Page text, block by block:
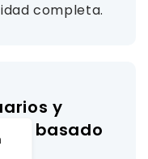
completa.
y
basado